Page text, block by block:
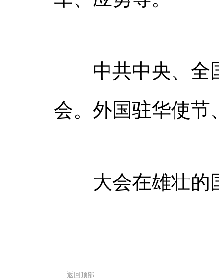
中共中央、全国
会。外国驻华使节
大会在雄壮的
返回顶部